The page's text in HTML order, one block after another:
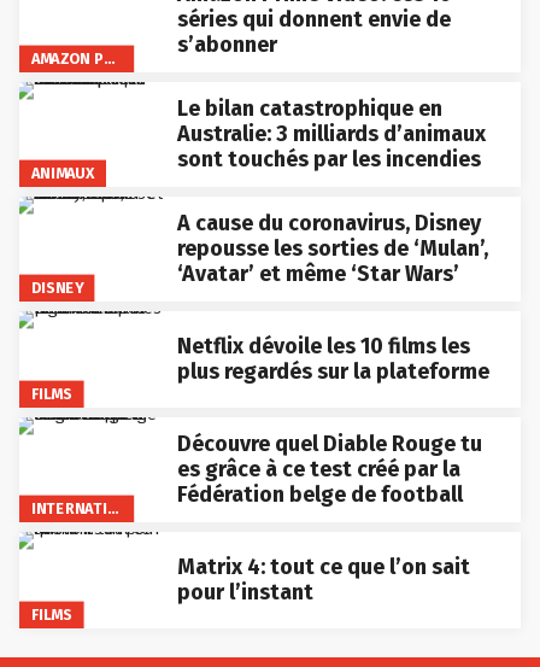
AMAZON PRIME VIDEO
séries qui donnent envie de
s’abonner
ANIMAUX
Le bilan catastrophique en
Australie: 3 milliards d’animaux
sont touchés par les incendies
DISNEY
A cause du coronavirus, Disney
repousse les sorties de ‘Mulan’,
‘Avatar’ et même ‘Star Wars’
FILMS
Netflix dévoile les 10 films les
plus regardés sur la plateforme
INTERNATIONAL
Découvre quel Diable Rouge tu
es grâce à ce test créé par la
Fédération belge de football
FILMS
Matrix 4: tout ce que l’on sait
pour l’instant